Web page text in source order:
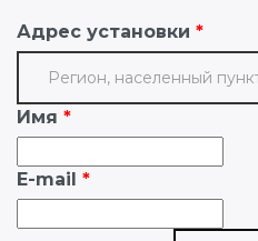
Адрес установки
Имя
E-mail